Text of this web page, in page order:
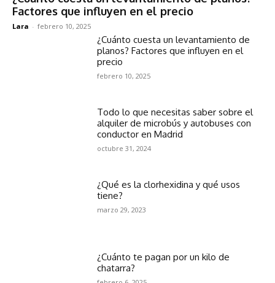
Factores que influyen en el precio
Lara - febrero 10, 2025
¿Cuánto cuesta un levantamiento de
planos? Factores que influyen en el
precio
febrero 10, 2025
Todo lo que necesitas saber sobre el
alquiler de microbús y autobuses con
conductor en Madrid
octubre 31, 2024
¿Qué es la clorhexidina y qué usos
tiene?
marzo 29, 2023
¿Cuánto te pagan por un kilo de
chatarra?